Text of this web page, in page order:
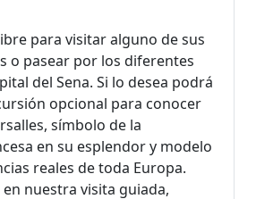
para visitar alguno de sus
o pasear por los diferentes
del Sena. Si lo desea podrá
opcional para conocer
símbolo de la
en su esplendor y modelo
reales de toda Europa.
nuestra visita guiada,